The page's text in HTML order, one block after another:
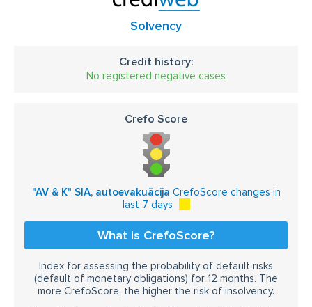
Solvency
Credit history:
No registered negative cases
Crefo Score
"AV & K" SIA, autoevakuācija CrefoScore changes in
last 7 days
What is CrefoScore?
Index for assessing the probability of default risks
(default of monetary obligations) for 12 months. The
more CrefoScore, the higher the risk of insolvency.